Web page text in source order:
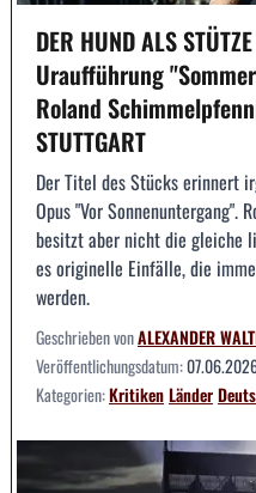
DER HUND ALS
Uraufführung
Roland
STUTTGART
Der Titel des Stücks erinnert
Opus "Vor Sonnenuntergang".
besitzt aber nicht die gleiche
es originelle Einfälle, die
werden.
Geschrieben vonALEXANDER
Veröffentlichungsdatum:
Kategorien:KritikenLänder